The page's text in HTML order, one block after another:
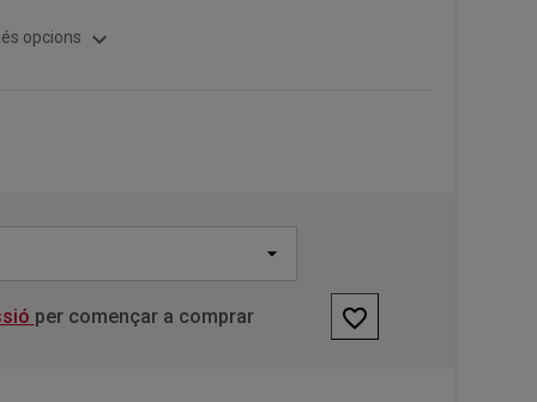
opcions expand_more
per començar a comprar favorite_border